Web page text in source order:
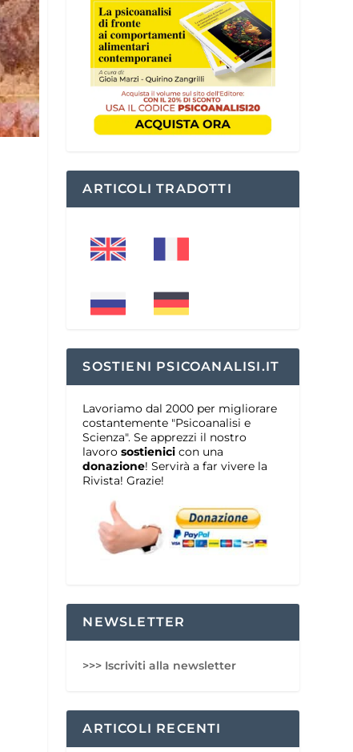
ARTICOLI TRADOTTI
SOSTIENI PSICOANALISI.IT
Lavoriamo dal 2000 per migliorare
costantemente "Psicoanalisi e
Scienza". Se apprezzi il nostro
lavorosostienici con una
donazione! Servirà a far vivere la
Rivista! Grazie!
NEWSLETTER
>>> Iscriviti alla newsletter
ARTICOLI RECENTI